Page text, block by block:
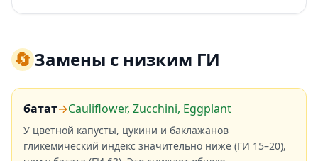
🔄Замены с низким ГИ
батат→Cauliflower, Zucchini, Eggplant
У цветной капусты, цукини и баклажанов
гликемический индекс значительно ниже (ГИ 15–20),